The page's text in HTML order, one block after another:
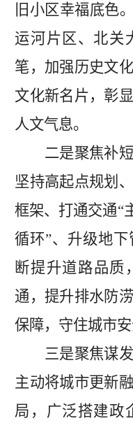
旧小区幸福底色
运河片区、北关
笔，加强历史文
文化新名片，彰
人文气息。
二是聚焦补
坚持高起点规划
框架、打通交通“
循环”、升级地
断提升道路品质
通，提升排水防
保障，守住城市安
三是聚焦谋
主动将城市更新
局，广泛搭建政